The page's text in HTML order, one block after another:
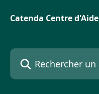
Catenda Centre d'Aide
Rechercher un article...